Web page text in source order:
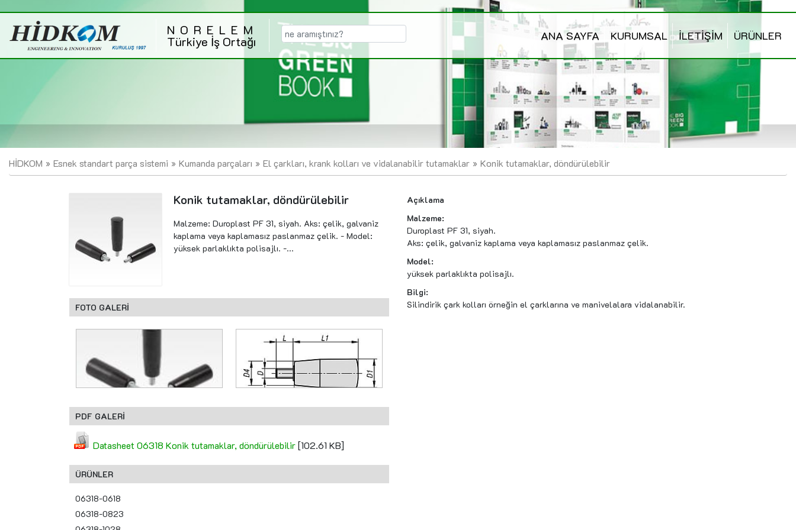
NORELEM
Türkiye İş Ortağı ANA SAYFA KURUMSAL İLETİŞİM ÜRÜNLER
HİDKOM Esnek standart parça sistemi Kumanda parçaları El çarkları, krank kolları ve vidalanabilir tutamaklar Konik tutamaklar, döndürülebilir
Konik tutamaklar, döndürülebilir
Malzeme: Duroplast PF 31, siyah. Aks: çelik, galvaniz
kaplama veya kaplamasız paslanmaz çelik. - Model:
yüksek parlaklıkta polisajlı. -...
FOTO GALERİ
PDF GALERİ
Datasheet 06318 Konik tutamaklar, döndürülebilir[102.61 KB]
ÜRÜNLER
06318-0618
06318-0823
Açıklama
Malzeme:
Duroplast PF 31, siyah.
Aks: çelik, galvaniz kaplama veya kaplamasız paslanmaz çelik.
Model:
yüksek parlaklıkta polisajlı.
Bilgi:
Silindirik çark kolları örneğin el çarklarına ve manivelalara vidalanabilir.